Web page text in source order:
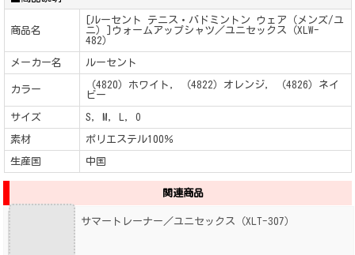
商品名
[ルーセント テニス・バドミントン ウェア（メンズ/ユ
ニ）]ウォームアップシャツ／ユニセックス（XLW-
482）
メーカー名 ルーセント
カラー
（4820）ホワイト, （4822）オレンジ, （4826）ネイ
ビー
サイズ S, M, L, O
素材 ポリエステル100％
生産国 中国
関連商品
サマートレーナー／ユニセックス（XLT-307）